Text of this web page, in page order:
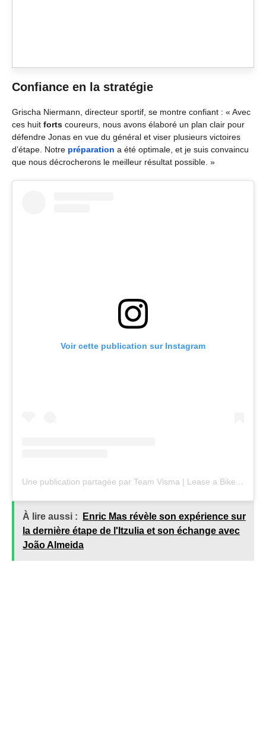
Confiance en la stratégie
Grischa Niermann, directeur sportif, se montre confiant : « Avec
ces huit forts coureurs, nous avons élaboré un plan clair pour
défendre Jonas en vue du général et viser plusieurs victoires
d’étape. Notre préparation a été optimale, et je suis convaincu
que nous décrocherons le meilleur résultat possible. »
Voir cette publication sur Instagram
Une publication partagée par Team Visma | Lease a Bike (@teamvisma_leaseabike)
À lire aussi :
Enric Mas révèle son expérience sur
la dernière étape de l'Itzulia et son échange avec
João Almeida